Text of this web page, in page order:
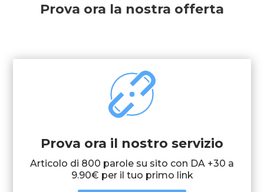
Prova ora la nostra offerta
Prova ora il nostro servizio
Articolo di 800 parole su sito con DA +30 a
9.90€ per il tuo primo link